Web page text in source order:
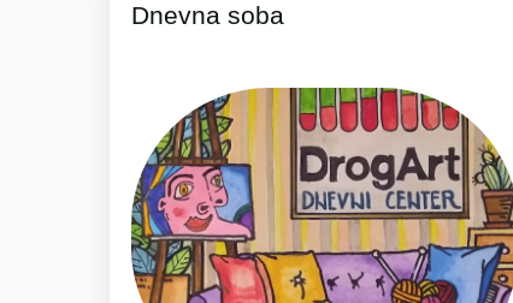
Dnevna soba